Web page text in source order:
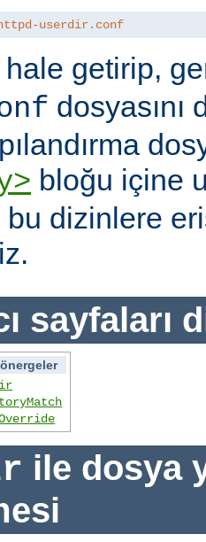
userdir.conf
hale getirip,
dosyasını
bloğu içine
dizinlere
sayfaları
ile dosya